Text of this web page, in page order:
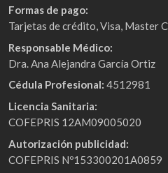
Formas de pago:
Tarjetas de crédito, Visa, Master
Responsable Médico:
Dra. Ana Alejandra García Ortiz
Cédula Profesional: 4512981
Licencia Sanitaria:
COFEPRIS 12AM09005020
Autorización publicidad:
COFEPRIS Nº153300201A0859